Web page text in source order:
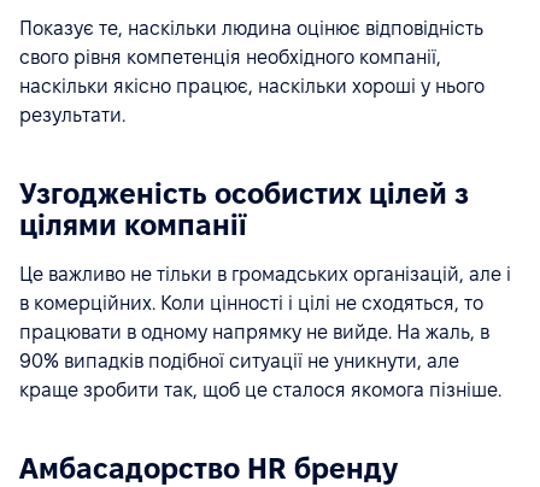
Показує те, наскільки людина оцінює відповідність
свого рівня компетенція необхідного компанії,
наскільки якісно працює, наскільки хороші у нього
результати.
Узгодженість особистих цілей з
цілями компанії
Це важливо не тільки в громадських організацій, але і
в комерційних. Коли цінності і цілі не сходяться, то
працювати в одному напрямку не вийде. На жаль, в
90% випадків подібної ситуації не уникнути, але
краще зробити так, щоб це сталося якомога пізніше.
Амбасадорство HR бренду